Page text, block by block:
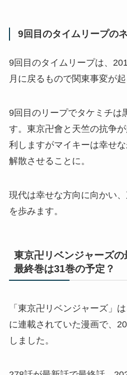
9回目のタイムリープの
9回目のタイムリープは、
月に戻るもので関東事変が起
9回目のリープでタケミチは
す。東京卍會と天竺の抗争
利しますがマイキーは幸せ
解散させることに。
現代は幸せな方向に向かい
を歩みます。
東京卍リベンジャーズの
最終巻は31巻の予定？
「東京卍リベンジャーズ」
に連載されていた漫画で、
しました。